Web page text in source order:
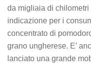
da migliaia di
indicazione per i
concentrato di
grano ungherese. E’
lanciato una grande